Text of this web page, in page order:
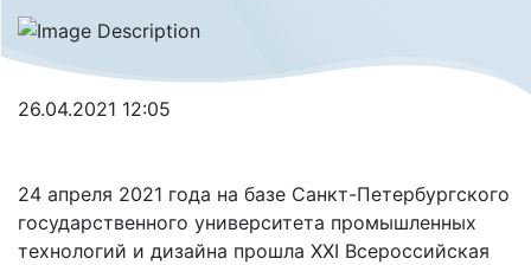
26.04.2021 12:05
24 апреля 2021 года на базе Санкт-Петербургского
государственного университета промышленных
технологий и дизайна прошла ХXI Всероссийская